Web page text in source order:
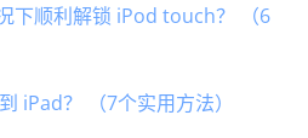
下顺利解锁 iPod touch？ （6
iPad？ （7个实用方法）